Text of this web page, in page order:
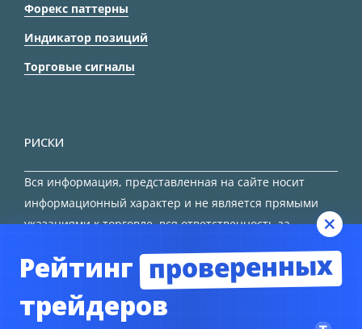
Форекс паттерны
Индикатор позиций
Торговые сигналы
РИСКИ
Вся информация, представленная на сайте носит
информационный характер и не является прямыми
указаниями к торговле, вся ответственность за
Рейтинг проверенных
трейдеров